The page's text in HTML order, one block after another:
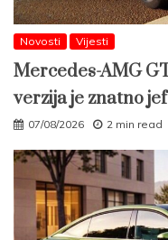
Novosti Vijesti
Mercedes-AMG
verzija je znatno
07/08/2026 2 min read